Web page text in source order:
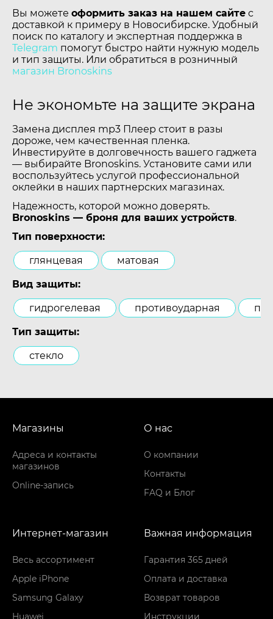
Вы можете оформить заказ на нашем сайте с
доставкой к примеру в Новосибирске. Удобный
поиск по каталогу и экспертная поддержка в
Telegram помогут быстро найти нужную модель
и тип защиты. Или обратиться в розничный
магазин Bronoskins
Не экономьте на защите экрана
Замена дисплея mp3 Плеер стоит в разы
дороже, чем качественная пленка.
Инвестируйте в долговечность вашего гаджета
— выбирайте Bronoskins. Установите сами или
воспользуйтесь услугой профессиональной
оклейки в наших партнерских магазинах.
Надежность, которой можно доверять.
Bronoskins — броня для ваших устройств.
Тип поверхности:
глянцевая матовая
Вид защиты:
гидрогелевая противоударная
Тип защиты:
стекло
Магазины
Адреса и контакты
магазинов
Online-запись
О нас
О компании
Контакты
FAQ и Блог
Интернет-магазин
Весь ассортимент
Apple iPhone
Samsung Galaxy
Huawei
Важная информация
Гарантия 365 дней
Оплата и доставка
Возврат товаров
Инструкции